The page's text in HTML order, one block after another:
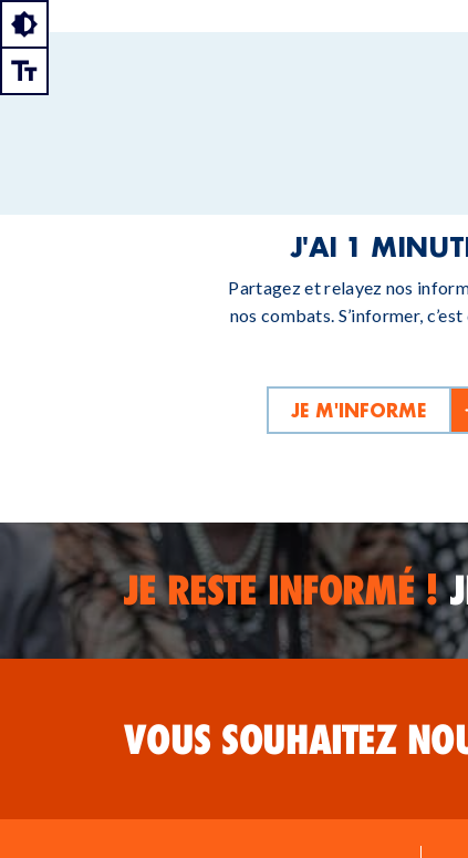
J'AI 1
Partagez et relayez nos
nos combats. S’informer,
JE M'INFORME
JE RESTE INFORMÉ !
VOUS SOUHAITEZ